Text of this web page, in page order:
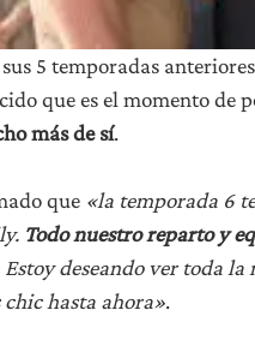
5 temporadas
que es el momento
más de sí.
que «la temporada 6
Todo nuestro reparto y
Estoy deseando ver toda
hasta ahora».